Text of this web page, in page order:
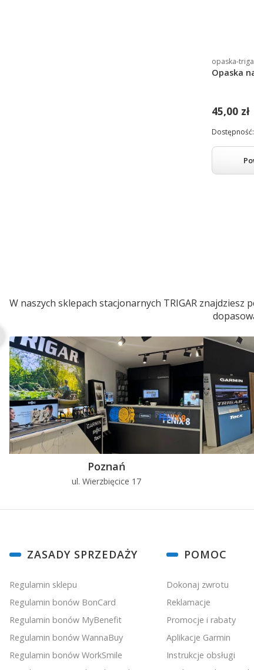
opaska-
Opaska
45,00 zł
Dostępność:
W naszych sklepach stacjonarnych TRIGAR
Poznań
ul. Wierzbięcice 17
Linki w stopce
ZASADY SPRZEDAŻY
Regulamin sklepu
Regulamin bonów BonCard
Regulamin bonów MyBenefit
Regulamin bonów WannaBuy
Regulamin bonów WorkSmile
POMOC
Dokonaj zwrotu
Reklamacje
Promocje i rabaty
Aplikacje Garmin
Instrukcje obsługi